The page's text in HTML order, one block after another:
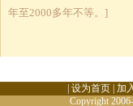
年至2000多年不等。]
设为首页 加
Copyright